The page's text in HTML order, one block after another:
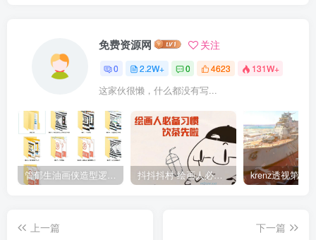
免费资源网 关注
0 2.2W+ 0 4623 131W+
这家伙很懒，什么都没有写...
管郁生油画侠造型逻辑班第一期2019年5月【高清不缺课】 抖抖抖村 绘画人必备习惯2020【画质不错】
上一篇
下一篇